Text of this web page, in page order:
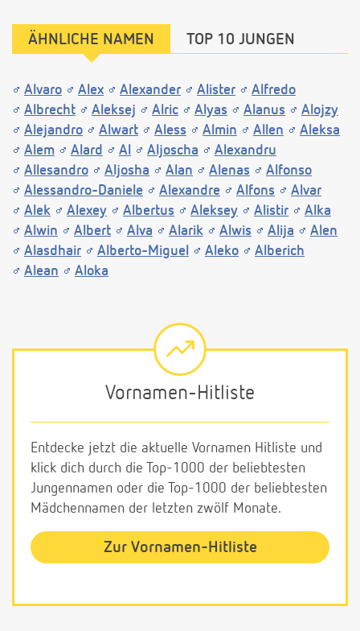
ÄHNLICHE NAMEN TOP 10 JUNGEN
Alvaro Alex Alexander Alister
Alfredo
Albrecht
Aleksej Alric Alyas Alanus
Alojzy
Alejandro
Alwart Aless Almin Allen
Aleksa
Alem
Alard Al Aljoscha
Alexandru
Allesandro
Aljosha Alan Alenas
Alfonso
Alessandro-Daniele
Alexandre Alfons
Alvar
Alek
Alexey Albertus Aleksey Alistir
Alka
Alwin
Albert Alva Alarik Alwis Alija
Alen
Alasdhair
Alberto-Miguel Aleko
Alberich
Alean
Aloka
Vornamen-Hitliste
Entdecke jetzt die aktuelle Vornamen Hitliste und
klick dich durch die Top-1000 der beliebtesten
Jungennamen oder die Top-1000 der beliebtesten
Mädchennamen der letzten zwölf Monate.
Zur Vornamen-Hitliste